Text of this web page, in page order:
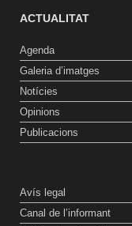
ACTUALITAT
Agenda
Galeria d’imatges
Notícies
Opinions
Publicacions
Avís legal
Canal de l’informant